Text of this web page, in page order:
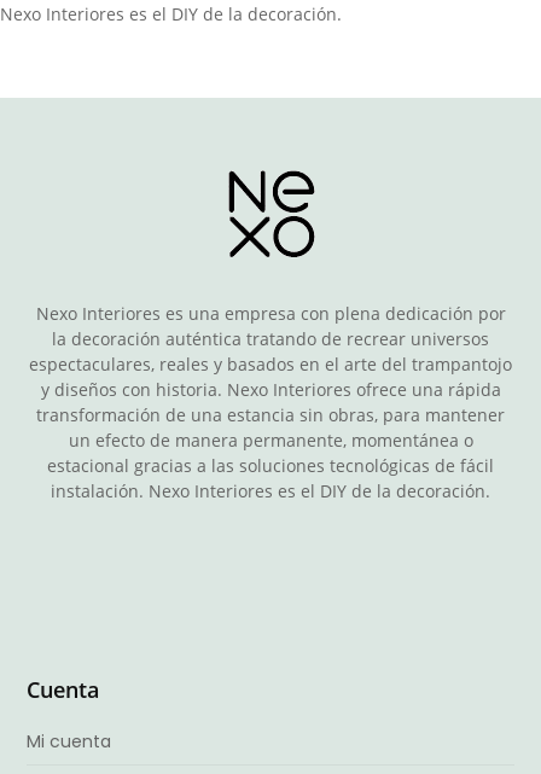
Nexo Interiores es el DIY de la decoración.
Nexo Interiores es una empresa con plena dedicación por
la decoración auténtica tratando de recrear universos
espectaculares, reales y basados en el arte del trampantojo
y diseños con historia. Nexo Interiores ofrece una rápida
transformación de una estancia sin obras, para mantener
un efecto de manera permanente, momentánea o
estacional gracias a las soluciones tecnológicas de fácil
instalación. Nexo Interiores es el DIY de la decoración.
Cuenta
Mi cuenta